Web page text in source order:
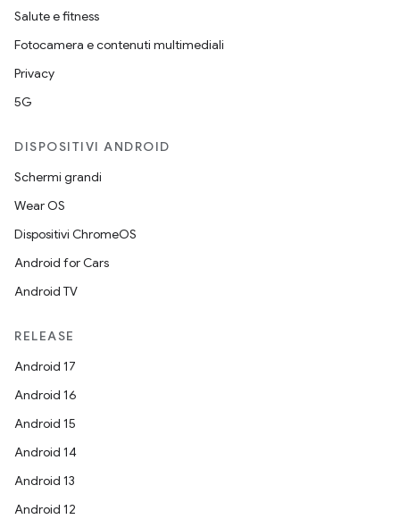
Salute e fitness
Fotocamera e contenuti multimediali
Privacy
5G
DISPOSITIVI ANDROID
Schermi grandi
Wear OS
Dispositivi ChromeOS
Android for Cars
Android TV
RELEASE
Android 17
Android 16
Android 15
Android 14
Android 13
Android 12